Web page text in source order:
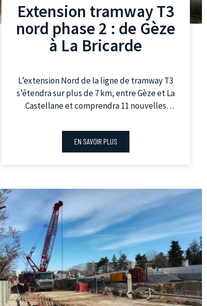
Extension tramway T3
nord phase 2 : de Gèze
à La Bricarde
L’extension Nord de la ligne de tramway T3
s’étendra sur plus de 7 km, entre Gèze et La
Castellane et comprendra 11 nouvelles
EN SAVOIR PLUS